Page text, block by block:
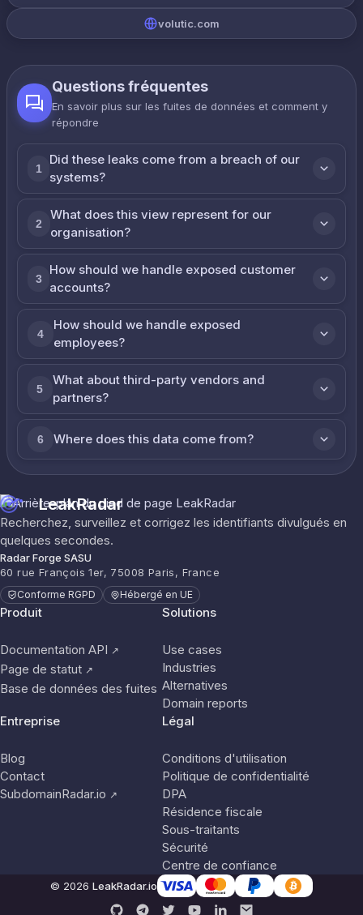
volutic.com
Questions fréquentes
En savoir plus sur les fuites de données et comment y
répondre
1
Did these leaks come from a breach of our
systems?
2
What does this view represent for our
organisation?
3
How should we handle exposed customer
accounts?
4
How should we handle exposed
employees?
5
What about third-party vendors and
partners?
6 Where does this data come from?
LeakRadar
Recherchez, surveillez et corrigez les identifiants divulgués en
quelques secondes.
Radar Forge SASU
60 rue François 1er, 75008 Paris, France
Conforme RGPD Hébergé en UE
Produit
Documentation API ↗
Page de statut ↗
Base de données des fuites
Solutions
Use cases
Industries
Alternatives
Domain reports
Entreprise
Blog
Contact
SubdomainRadar.io ↗
Légal
Conditions d'utilisation
Politique de confidentialité
DPA
Résidence fiscale
Sous-traitants
Sécurité
Centre de confiance
© 2026 LeakRadar.io